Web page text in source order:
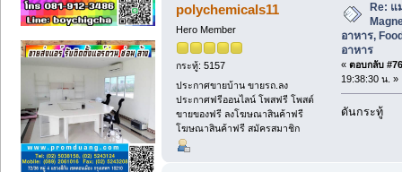
polychemicals11
Hero Member
กระทู้: 5157
ประกาศขายบ้าน ขายรถ.ลง
ประกาศฟรีออนไลน์ โพสฟรี โพสต์
ขายของฟรี ลงโฆษณาสินค้าฟรี
โฆษณาสินค้าฟรี สมัครสมาชิก
Re: แ
อาหาร,
อาหาร
« ตอบกลับ
19:38:30 น. »
ดันกระทู้